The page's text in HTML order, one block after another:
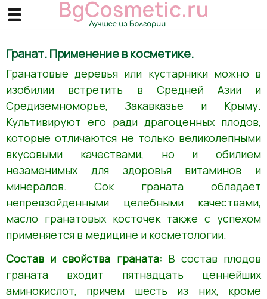
Гранат. Применение в косметике.
Гранатовые деревья или кустарники можно в
изобилии встретить в Средней Азии и
Средиземноморье, Закавказье и Крыму.
Культивируют его ради драгоценных плодов,
которые отличаются не только великолепными
вкусовыми качествами, но и обилием
незаменимых для здоровья витаминов и
минералов. Сок граната обладает
непревзойденными целебными качествами,
масло гранатовых косточек также с успехом
применяется в медицине и косметологии.
Состав и свойства граната: В состав плодов
граната входит пятнадцать ценнейших
аминокислот, причем шесть из них, кроме